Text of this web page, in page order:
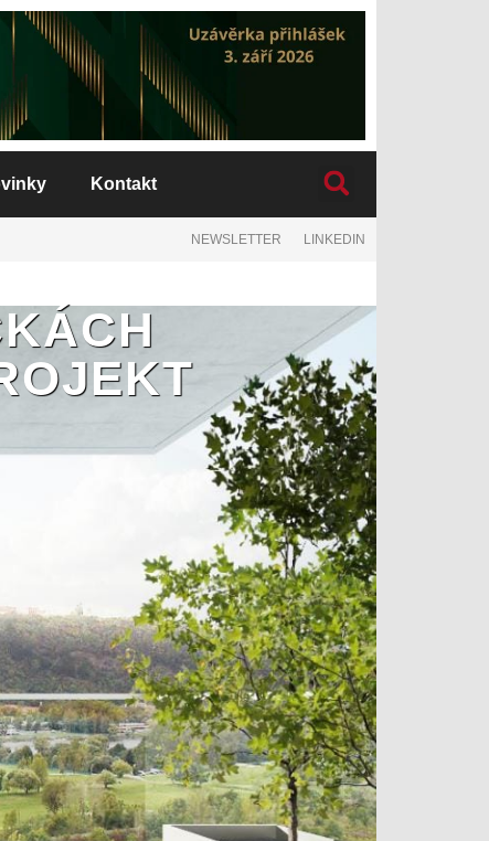
Kontakt
NEWSLETTER LINKEDIN